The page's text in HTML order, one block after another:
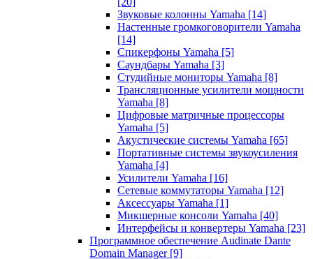
Звуковые колонны Yamaha [14]
Настенные громкоговорители Yamaha
[14]
Спикерфоны Yamaha [5]
Саундбары Yamaha [3]
Студийные мониторы Yamaha [8]
Трансляционные усилители мощности
Yamaha [8]
Цифровые матричные процессоры
Yamaha [5]
Акустические системы Yamaha [65]
Портативные системы звукоусиления
Yamaha [4]
Усилители Yamaha [16]
Сетевые коммутаторы Yamaha [12]
Аксессуары Yamaha [1]
Микшерные консоли Yamaha [40]
Интерфейсы и конвертеры Yamaha [23]
Программное обеспечение Audinate Dante
Domain Manager [9]